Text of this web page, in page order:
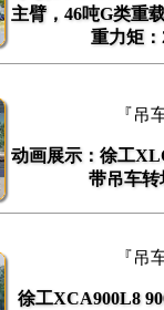
主臂，46吨G类重
重力矩
『吊
动画展示：徐工
带吊车转
『吊
徐工XCA900L8